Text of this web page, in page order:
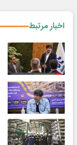
اخبار مرتبط